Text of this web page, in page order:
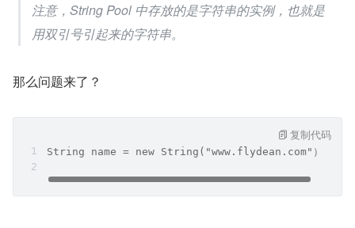
注意，String Pool 中存放的是字符串的实例，也就是
用双引号引起来的字符串。
那么问题来了？
String name = new String("www.flydean.com"）;
复制代码